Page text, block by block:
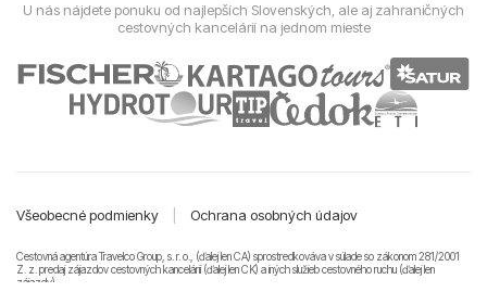
U nás nájdete ponuku od najlepších Slovenských, ale aj zahraničných
cestovných kancelárií na jednom mieste
Všeobecné podmienky Ochrana osobných údajov
Cestovná agentúra Travelco Group, s. r. o., (ďalej len CA) sprostredkováva v súlade so zákonom 281/2001
Z. z. predaj zájazdov cestovných kancelárii (ďalej len CK) a iných služieb cestovného ruchu (ďalej len
zájazdy).